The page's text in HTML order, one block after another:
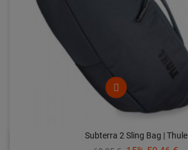
Subterra 2 Sling Bag | Thule